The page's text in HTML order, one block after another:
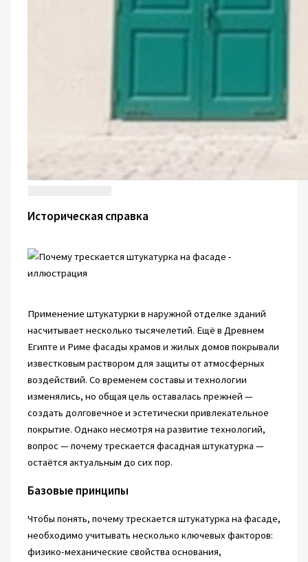
Историческая справка
Применение штукатурки в наружной отделке зданий
насчитывает несколько тысячелетий. Ещё в Древнем
Египте и Риме фасады храмов и жилых домов покрывали
известковым раствором для защиты от атмосферных
воздействий. Со временем составы и технологии
изменялись, но общая цель оставалась прежней —
создать долговечное и эстетически привлекательное
покрытие. Однако несмотря на развитие технологий,
вопрос — почему трескается фасадная штукатурка —
остаётся актуальным до сих пор.
Базовые принципы
Чтобы понять, почему трескается штукатурка на фасаде,
необходимо учитывать несколько ключевых факторов:
физико-механические свойства основания,